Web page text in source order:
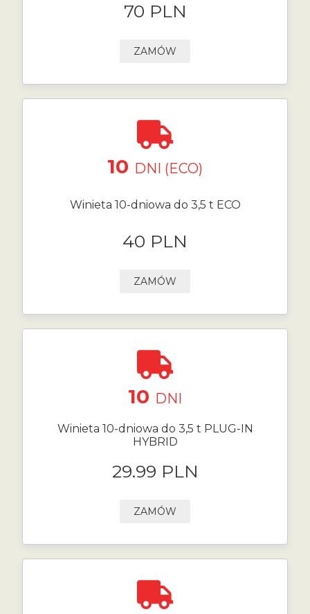
70 PLN
ZAMÓW
10 DNI (ECO)
Winieta 10-dniowa do 3,5 t ECO
40 PLN
ZAMÓW
10 DNI
Winieta 10-dniowa do 3,5 t PLUG-IN
HYBRID
29.99 PLN
ZAMÓW